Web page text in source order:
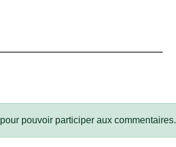
pour pouvoir participer aux commentaires.